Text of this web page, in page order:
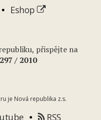
Eshop
přispějte na
/ 2010
je Nová republika z.s.
RSS